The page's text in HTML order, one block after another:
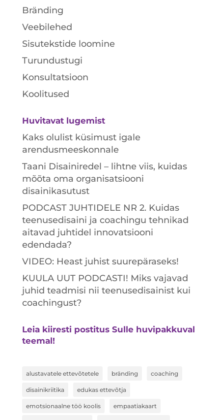
Bränding
Veebilehed
Sisutekstide loomine
Turundustugi
Konsultatsioon
Koolitused
Huvitavat lugemist
Kaks olulist küsimust igale
arendusmeeskonnale
Taani Disainiredel – lihtne viis, kuidas
mõõta oma organisatsiooni
disainikasutust
PODCAST JUHTIDELE NR 2. Kuidas
teenusedisaini ja coachingu tehnikad
aitavad juhtidel innovatsiooni
edendada?
VIDEO: Heast juhist suurepäraseks!
KUULA UUT PODCASTI! Miks vajavad
juhid teadmisi nii teenusedisainist kui
coachingust?
Leia kiiresti postitus Sulle huvipakkuval
teemal!
alustavatele ettevõtetele bränding coaching
disainikriitika edukas ettevõtja
emotsionaalne töö koolis empaatiakaart